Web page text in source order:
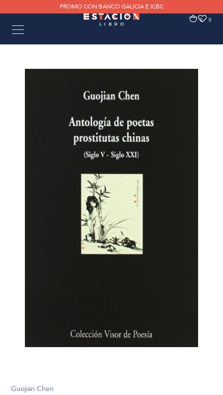
PROMO CON BANCO GALICIA E ICBC
0 0
Guojian Chen